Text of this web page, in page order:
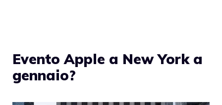
Evento Apple a New York a
gennaio?